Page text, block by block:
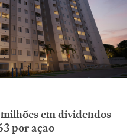
em dividendos
por ação